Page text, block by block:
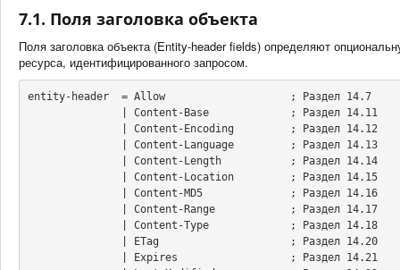
7.1. Поля заголовка объекта
Поля заголовка объекта (Entity-header fields) определяют
ресурса, идентифицированного запросом.
entity-header  = Allow                    ; Раздел 14.7